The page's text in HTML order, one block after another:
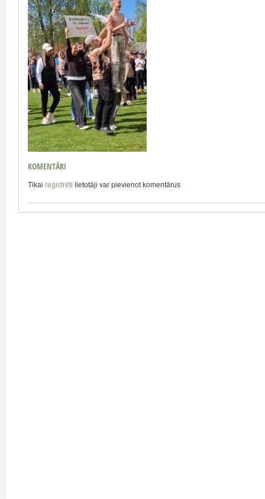
KOMENTĀRI
Tikai reģistrēti lietotāji var pievienot komentārus